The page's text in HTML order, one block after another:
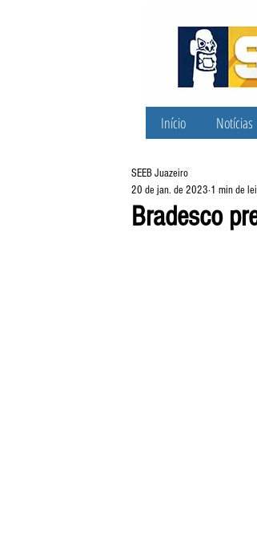
Início Notícias
Bradesco
SEEB Juazeiro
20 de jan. de 2023 1 min de